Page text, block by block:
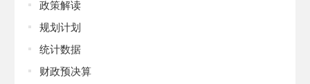
政策解读
规划计划
统计数据
财政预决算